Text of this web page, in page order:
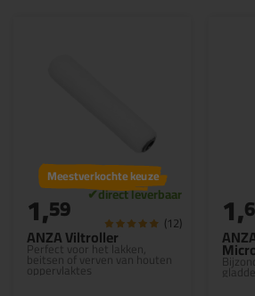
ANZA Viltroller
Perfect voor het lakken,
beitsen of verven van houten
oppervlaktes
Meestverkochte keuze
1,59 (12) 1,